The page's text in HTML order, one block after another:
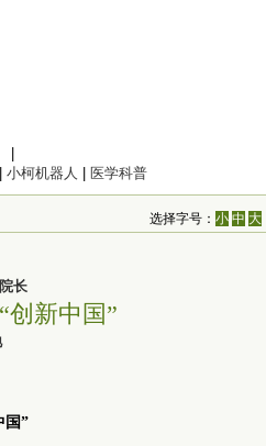
小柯机器人 医学科普
选择字号：小 中 大
长
创新中国”
国”